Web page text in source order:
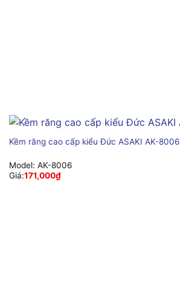
Kềm răng cao cấp kiểu Đức ASAKI AK-8006
Model: AK-8006
Giá:171,000₫